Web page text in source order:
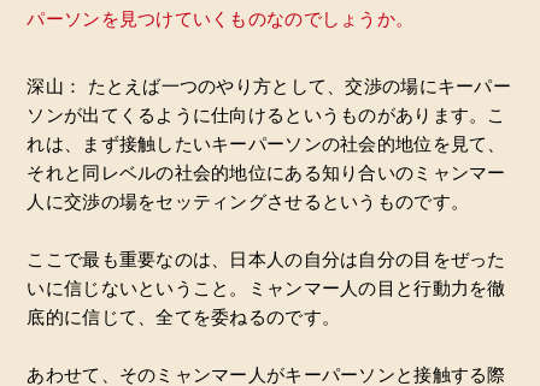
パーソンを見つけていくものなのでしょうか。
深山： たとえば一つのやり方として、交渉の場にキーパー
ソンが出てくるように仕向けるというものがあります。こ
れは、まず接触したいキーパーソンの社会的地位を見て、
それと同レベルの社会的地位にある知り合いのミャンマー
人に交渉の場をセッティングさせるというものです。
ここで最も重要なのは、日本人の自分は自分の目をぜった
いに信じないということ。ミャンマー人の目と行動力を徹
底的に信じて、全てを委ねるのです。
あわせて、そのミャンマー人がキーパーソンと接触する際